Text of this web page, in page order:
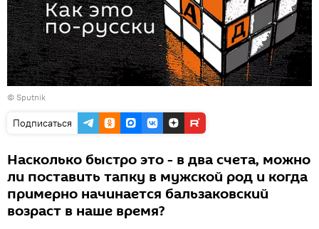
© Sputnik
Подписаться
Насколько быстро это - в два счета, можно
ли поставить тапку в мужской род и когда
примерно начинается бальзаковский
возраст в наше время?